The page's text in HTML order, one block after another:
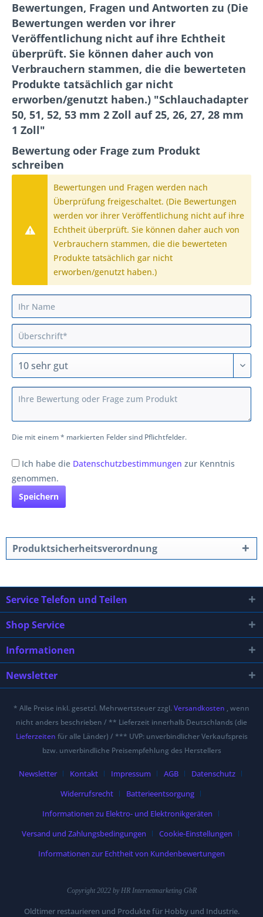
Bewertungen, Fragen und Antworten zu (Die
Bewertungen werden vor ihrer
Veröffentlichung nicht auf ihre Echtheit
überprüft. Sie können daher auch von
Verbrauchern stammen, die die bewerteten
Produkte tatsächlich gar nicht
erworben/genutzt haben.) "Schlauchadapter
50, 51, 52, 53 mm 2 Zoll auf 25, 26, 27, 28 mm
1 Zoll"
Bewertung oder Frage zum Produkt
schreiben
Bewertungen und Fragen werden nach
Überprüfung freigeschaltet. (Die Bewertungen
werden vor ihrer Veröffentlichung nicht auf ihre
Echtheit überprüft. Sie können daher auch von
Verbrauchern stammen, die die bewerteten
Produkte tatsächlich gar nicht
erworben/genutzt haben.)
Die mit einem * markierten Felder sind Pflichtfelder.
Ich habe die Datenschutzbestimmungen zur Kenntnis
genommen.
Speichern
Produktsicherheitsverordnung
Service Telefon und Teilen
Shop Service
Informationen
Newsletter
* Alle Preise inkl. gesetzl. Mehrwertsteuer zzgl. Versandkosten , wenn
nicht anders beschrieben / ** Lieferzeit innerhalb Deutschlands (die
Lieferzeiten für alle Länder) / *** UVP: unverbindlicher Verkaufspreis
bzw. unverbindliche Preisempfehlung des Herstellers
Newsletter Kontakt Impressum AGB
Datenschutz
Widerrufsrecht
Batterieentsorgung
Informationen zu Elektro- und Elektronikgeräten
Versand und Zahlungsbedingungen
Cookie-Einstellungen
Informationen zur Echtheit von Kundenbewertungen
Copyright 2022 by HR Internetmarketing GbR
Oldtimer restaurieren und Produkte für Hobby und Industrie.